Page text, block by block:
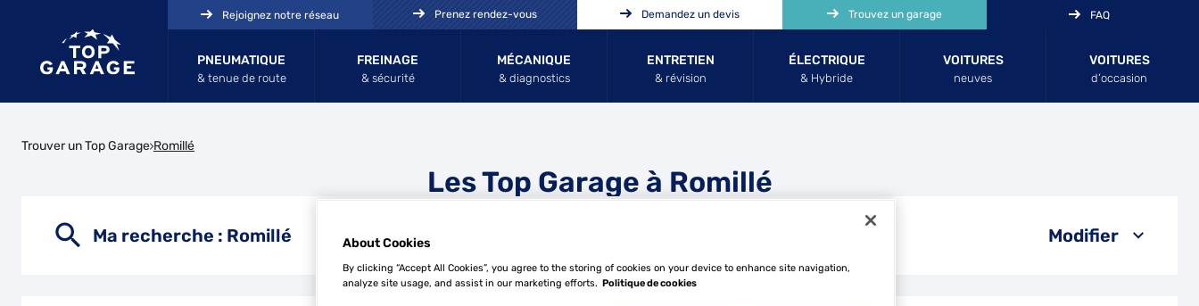
PNEUMATIQUE
& tenue de route
FREINAGE
& sécurité
MÉCANIQUE
& diagnostics
ENTRETIEN
& révision
ÉLECTRIQUE
& Hybride
VOITURES
neuves
VOITURES
d’occasion
Rejoignez notre réseau Prenez rendez-vous Demandez un devis Trouvez un garage FAQ
Trouver un Top Garage Romillé
Les Top Garage à Romillé
Ma recherche : Romillé Modifier
About Cookies
By clicking “Accept All Cookies”, you agree to the storing of cookies on your device to enhance site navigation,
analyze site usage, and assist in our marketing efforts. Politique de cookies